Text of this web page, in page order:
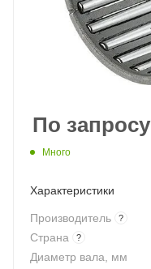
По запросу
Много
Характеристики
Производитель ?
Страна
?
Диаметр вала, мм